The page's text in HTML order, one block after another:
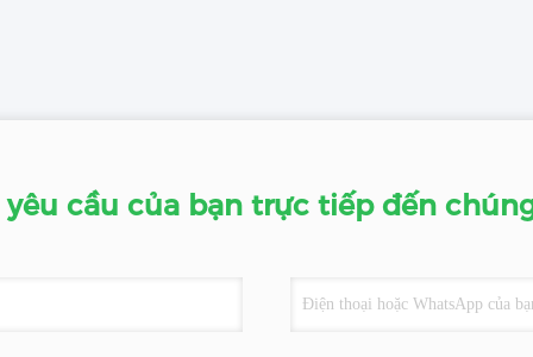
yêu cầu của bạn trực tiếp đến